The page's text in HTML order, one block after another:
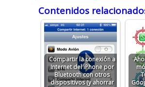
Contenidos
Compartir la conexión a
Internet del iPhone por
Bluetooth con otros
dispositivos (y ahorrar